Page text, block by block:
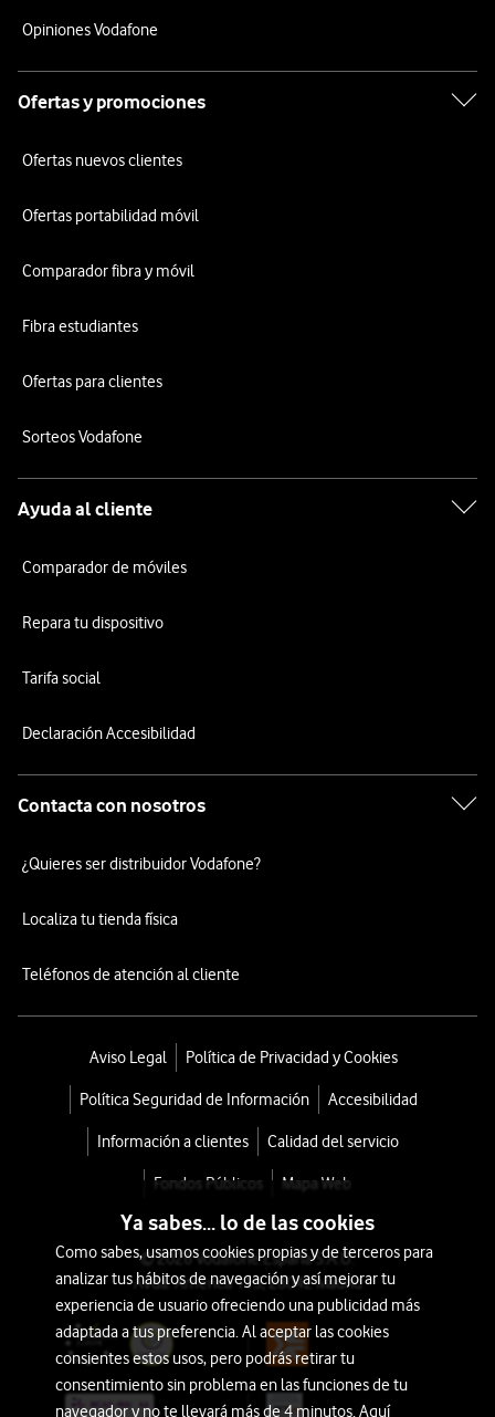
Opiniones Vodafone
Ofertas y promociones
Ofertas nuevos clientes
Ofertas portabilidad móvil
Comparador fibra y móvil
Fibra estudiantes
Ofertas para clientes
Sorteos Vodafone
Ayuda al cliente
Comparador de móviles
Repara tu dispositivo
Tarifa social
Declaración Accesibilidad
Contacta con nosotros
¿Quieres ser distribuidor Vodafone?
Localiza tu tienda física
Teléfonos de atención al cliente
Aviso Legal Política de Privacidad y Cookies
Política Seguridad de Información Accesibilidad
Información a clientes Calidad del servicio
Fondos Públicos Mapa Web
© 2026 Vodafone España S.A.U.
Avda. América 115, 28042 Madrid
Ya sabes... lo de las cookies
Como sabes, usamos cookies propias y de terceros para
analizar tus hábitos de navegación y así mejorar tu
experiencia de usuario ofreciendo una publicidad más
adaptada a tus preferencia. Al aceptar las cookies
consientes estos usos, pero podrás retirar tu
consentimiento sin problema en las funciones de tu
navegador y no te llevará más de 4 minutos. Aquí